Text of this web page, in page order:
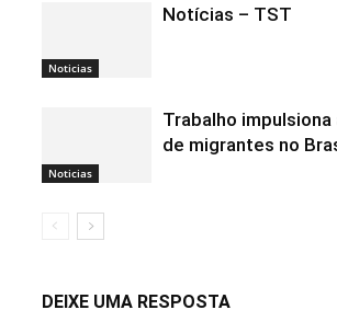
Noticias
Notícias – TST
Noticias
Trabalho
de migrantes no
DEIXE UMA RESPOSTA